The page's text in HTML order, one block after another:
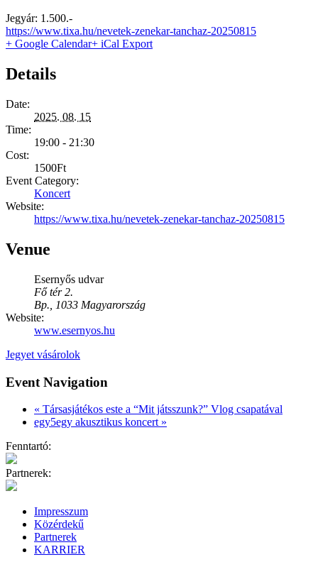
Jegyár: 1.500.-
https://www.tixa.hu/nevetek-zenekar-tanchaz-20250815
+ Google Calendar+ iCal Export
Details
Date:
2025. 08. 15
Time:
19:00 - 21:30
Cost:
1500Ft
Event Category:
Koncert
Website:
https://www.tixa.hu/nevetek-zenekar-tanchaz-20250815
Venue
Esernyős udvar
Fő tér 2.
Bp.
1033 Magyarország
Website:
www.esernyos.hu
Jegyet vásárolok
Event Navigation
« Társasjátékos este a “Mit játsszunk?” Vlog csapatával
egy5egy akusztikus koncert »
Fenntartó:
Partnerek:
Impresszum
Közérdekű
Partnerek
KARRIER